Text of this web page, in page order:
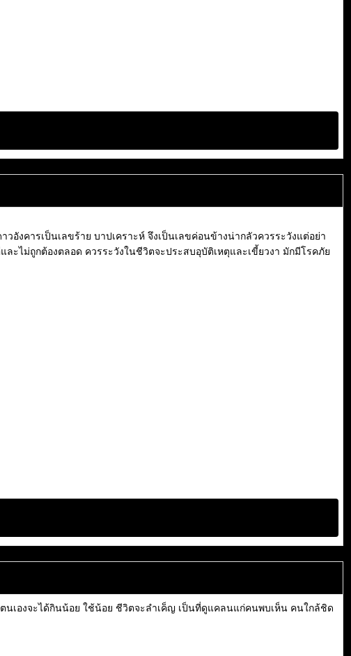
งคารเป็นเลขร้าย บาปเคราะห์ จึงเป็นเลขค่อนข้างน่ากลัวควรระวังแต่อย่า
ะไม่ถูกต้องตลอด ควรระวังในชีวิตจะประสบอุบัติเหตุและเขี้ยวงา มักมีโรคภัย
เองจะได้กินน้อย ใช้น้อย ชีวิตจะลำเค็ญ เป็นที่ดูแคลนแก่คนพบเห็น คนใกล้ชิด